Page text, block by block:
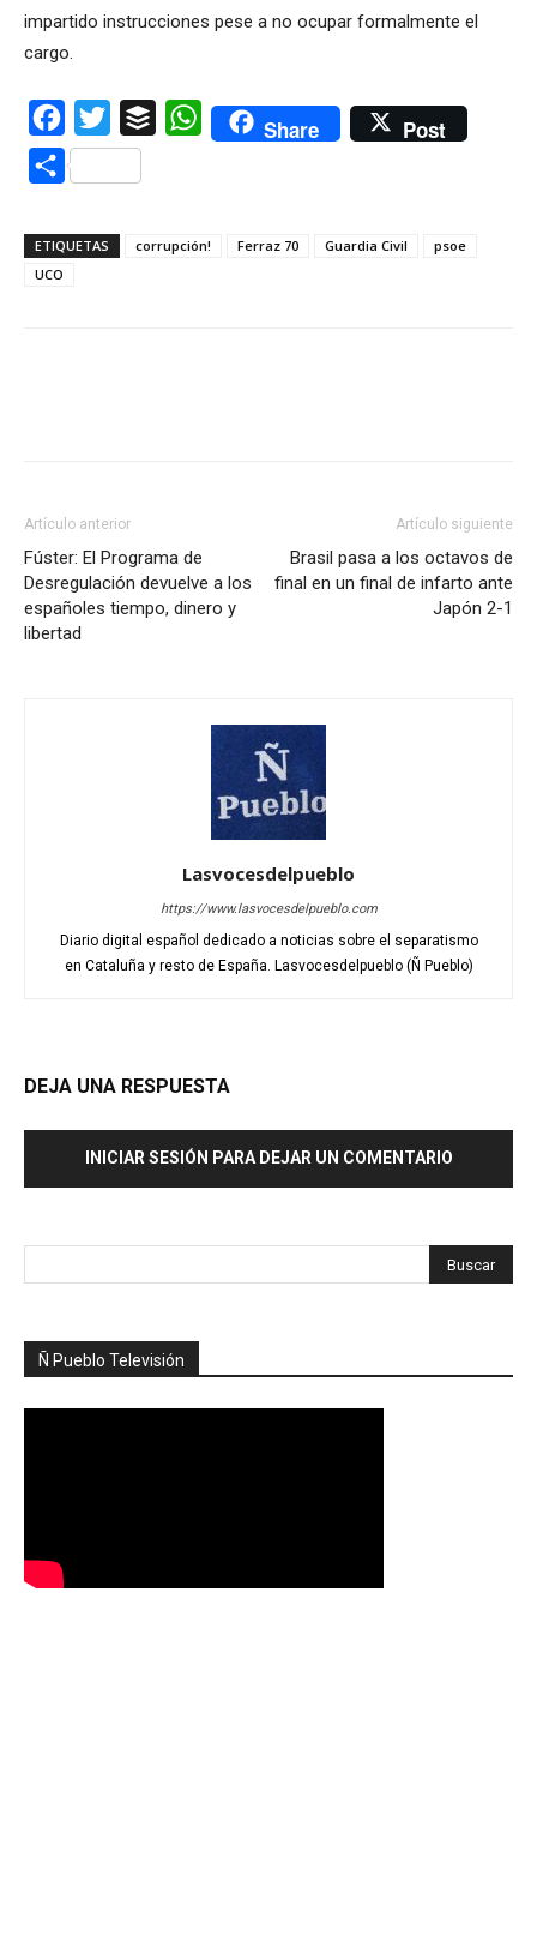
impartido instrucciones pese a no ocupar formalmente el
cargo.
Facebook
Twitter Buffer WhatsAppShare Post
Compartir
ETIQUETAS corrupción! Ferraz 70 Guardia Civil
psoe
UCO
Artículo anterior
Fúster: El Programa de
Desregulación devuelve a los
españoles tiempo, dinero y
libertad
Artículo siguiente
Brasil pasa a los octavos de
final en un final de infarto ante
Japón 2-1
Lasvocesdelpueblo
https://www.lasvocesdelpueblo.com
Diario digital español dedicado a noticias sobre el separatismo
en Cataluña y resto de España. Lasvocesdelpueblo (Ñ Pueblo)
DEJA UNA RESPUESTA
INICIAR SESIÓN PARA DEJAR UN COMENTARIO
Ñ Pueblo Televisión